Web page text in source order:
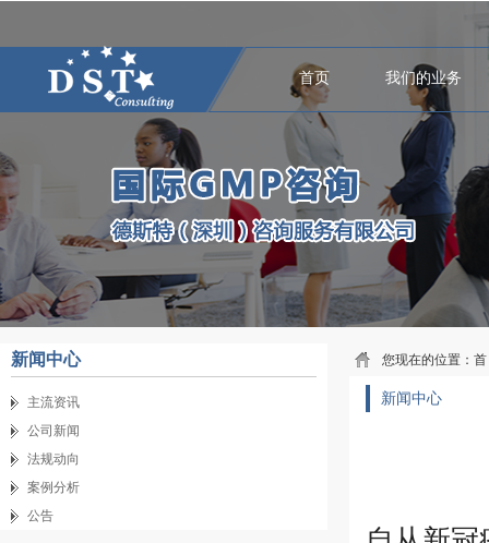
首页 我们的业务
新闻中心
主流资讯
公司新闻
法规动向
案例分析
公告
您现在的位置： 首
新闻中心